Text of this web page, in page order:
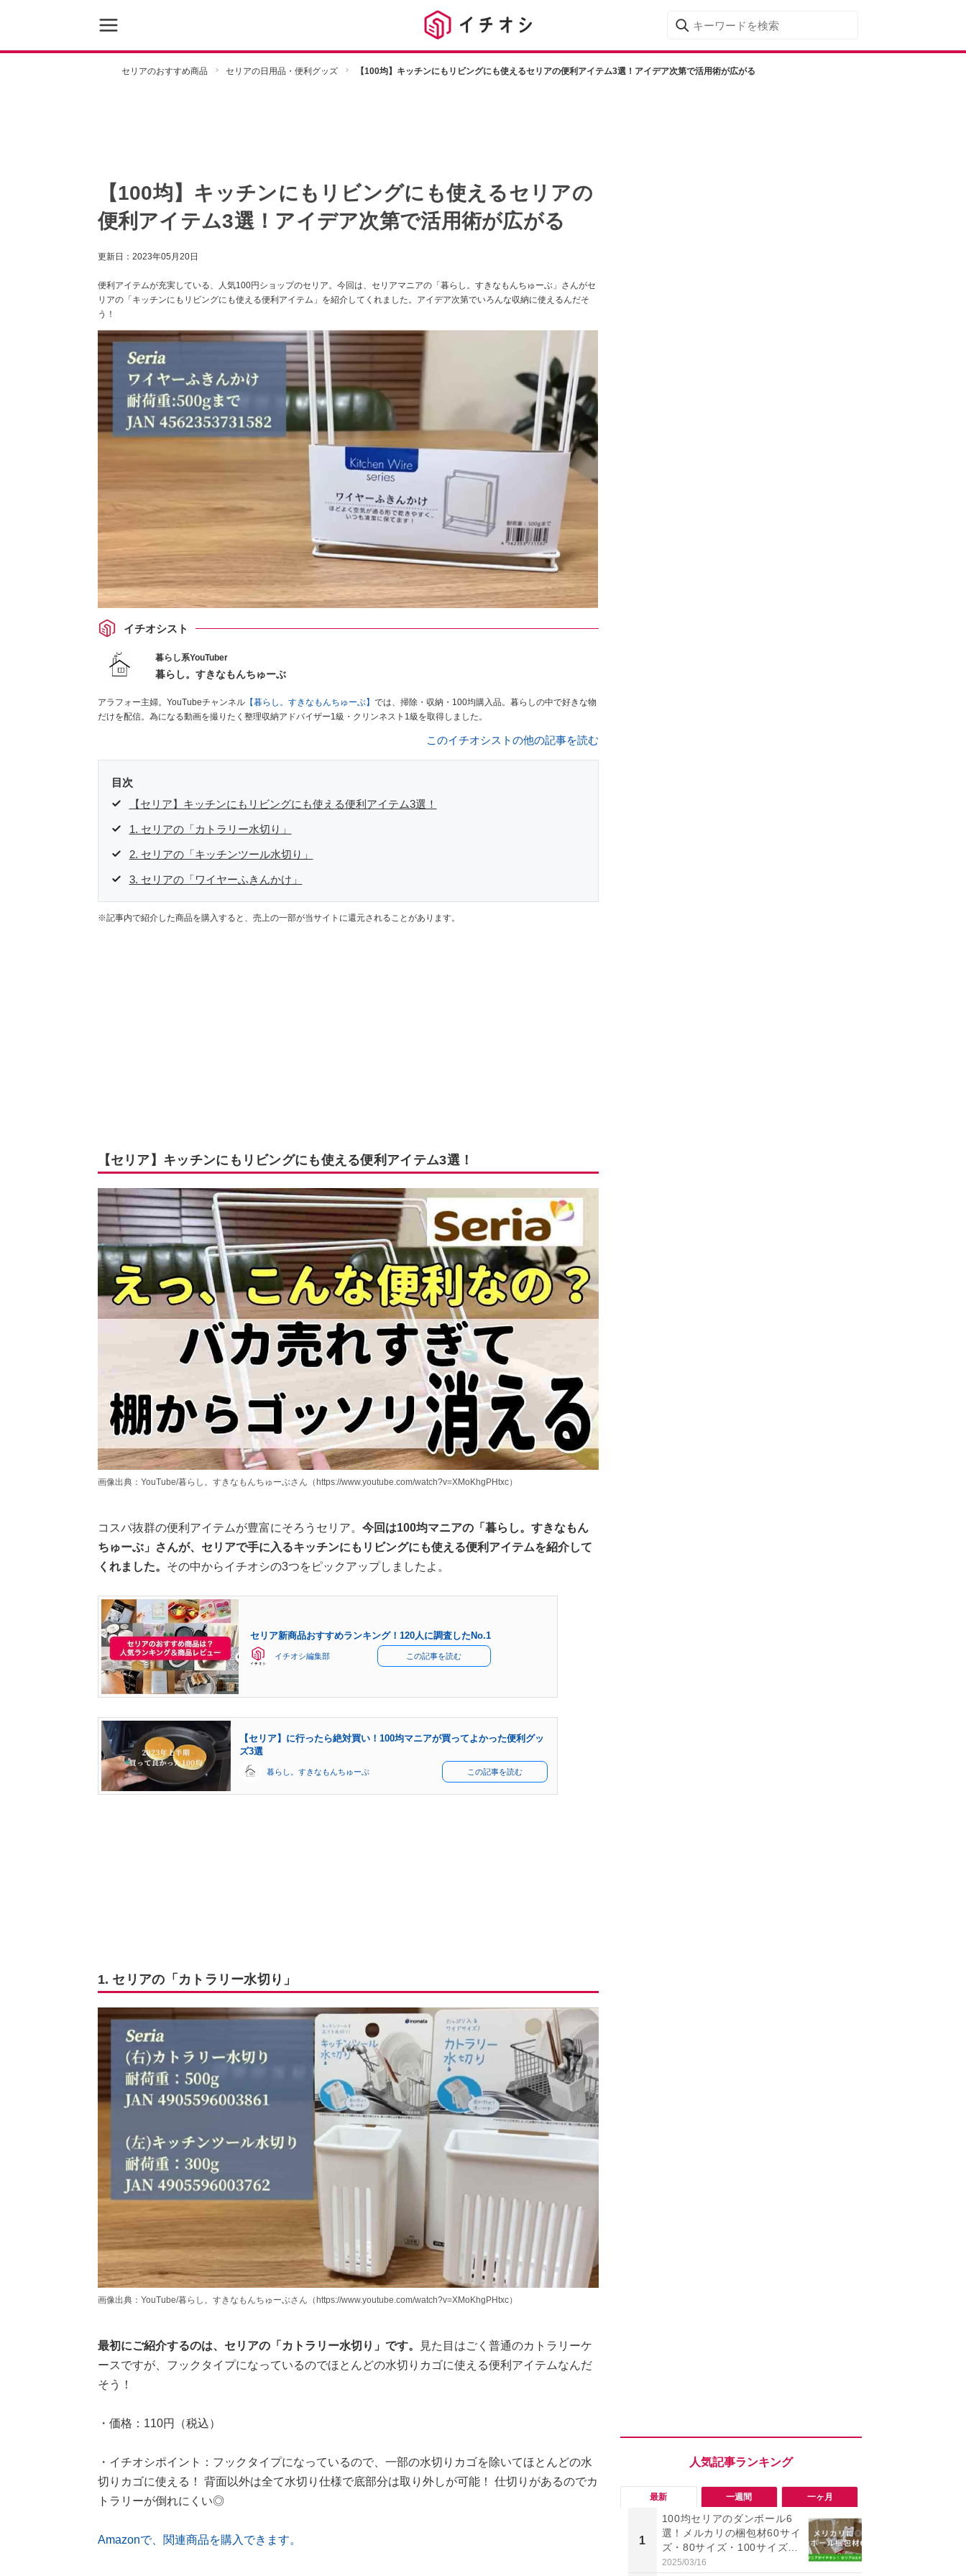
セリアのおすすめ商品 セリアの日用品・便利グッズ 【100均】キッチンにもリビングにも使えるセリアの便利アイテム3選！アイデア次第で活用術が広がる
【100均】キッチンにもリビングにも使えるセリアの
便利アイテム3選！アイデア次第で活用術が広がる
更新日： 2023年05月20日
便利アイテムが充実している、人気100円ショップのセリア。今回は、セリアマニアの「暮らし。すきなもんちゅーぶ」さんがセ
リアの「キッチンにもリビングにも使える便利アイテム」を紹介してくれました。アイデア次第でいろんな収納に使えるんだそ
う！
イチオシスト
暮らし系YouTuber
暮らし。すきなもんちゅーぶ
アラフォー主婦。YouTubeチャンネル【暮らし。すきなもんちゅーぶ】 では、掃除・収納・100均購入品。暮らしの中で好きな物
だけを配信。為になる動画を撮りたく整理収納アドバイザー1級・クリンネスト1級を取得しました。
このイチオシストの他の記事を読む
目次
【セリア】キッチンにもリビングにも使える便利アイテム3選！
1. セリアの「カトラリー水切り」
2. セリアの「キッチンツール水切り」
3. セリアの「ワイヤーふきんかけ」
※記事内で紹介した商品を購入すると、売上の一部が当サイトに還元されることがあります。
【セリア】キッチンにもリビングにも使える便利アイテム3選！
画像出典：YouTube/暮らし。すきなもんちゅーぶさん（https://www.youtube.com/watch?v=XMoKhgPHtxc）
コスパ抜群の便利アイテムが豊富にそろうセリア。 今回は100均マニアの「暮らし。すきなもん
ちゅーぶ」さんが、セリアで手に入るキッチンにもリビングにも使える便利アイテムを紹介して
くれました。 その中からイチオシの3つをピックアップしましたよ。
セリア新商品おすすめランキング！120人に調査したNo.1
イチオシ編集部 この記事を読む
【セリア】に行ったら絶対買い！100均マニアが買ってよかった便利グッ
ズ3選
暮らし。すきなもんちゅーぶ この記事を読む
1. セリアの「カトラリー水切り」
画像出典：YouTube/暮らし。すきなもんちゅーぶさん（https://www.youtube.com/watch?v=XMoKhgPHtxc）
最初にご紹介するのは、セリアの「カトラリー水切り」です。
見た目はごく普通のカトラリーケ
ースですが、フックタイプになっているのでほとんどの水切りカゴに使える便利アイテムなんだ
そう！
・価格：110円（税込）
・イチオシポイント：フックタイプになっているので、一部の水切りカゴを除いてほとんどの水
切りカゴに使える！ 背面以外は全て水切り仕様で底部分は取り外しが可能！ 仕切りがあるのでカ
トラリーが倒れにくい◎
Amazonで、関連商品を購入できます。
最新 一週間 一ヶ月
1
100均セリアのダンボール6
選！メルカリの梱包材60サイ
ズ・80サイズ・100サイズに
も対応、収納にも便利
2025/03/16